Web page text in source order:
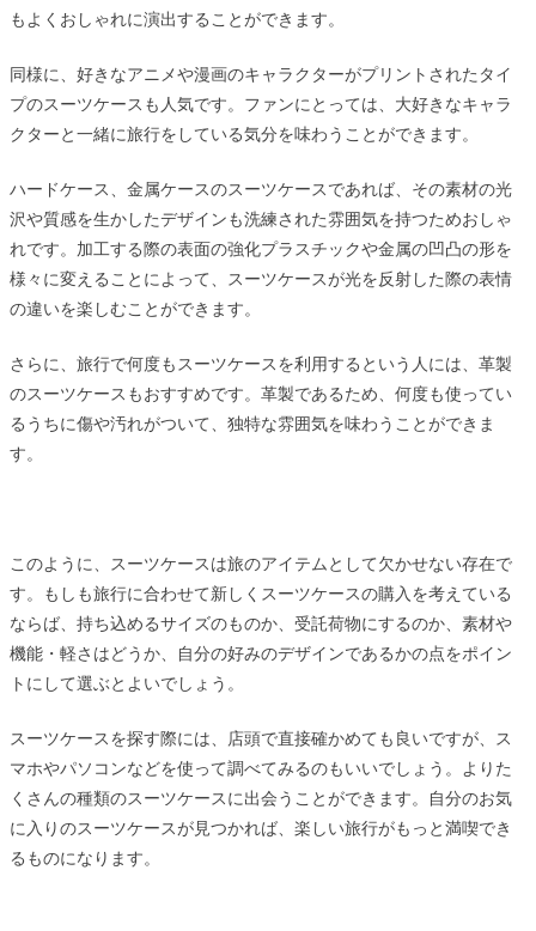
もよくおしゃれに演出することができます。
同様に、好きなアニメや漫画のキャラクターがプリントされたタイ
プのスーツケースも人気です。ファンにとっては、大好きなキャラ
クターと一緒に旅行をしている気分を味わうことができます。
ハードケース、金属ケースのスーツケースであれば、その素材の光
沢や質感を生かしたデザインも洗練された雰囲気を持つためおしゃ
れです。加工する際の表面の強化プラスチックや金属の凹凸の形を
様々に変えることによって、スーツケースが光を反射した際の表情
の違いを楽しむことができます。
さらに、旅行で何度もスーツケースを利用するという人には、革製
のスーツケースもおすすめです。革製であるため、何度も使ってい
るうちに傷や汚れがついて、独特な雰囲気を味わうことができま
す。
このように、スーツケースは旅のアイテムとして欠かせない存在で
す。もしも旅行に合わせて新しくスーツケースの購入を考えている
ならば、持ち込めるサイズのものか、受託荷物にするのか、素材や
機能・軽さはどうか、自分の好みのデザインであるかの点をポイン
トにして選ぶとよいでしょう。
スーツケースを探す際には、店頭で直接確かめても良いですが、ス
マホやパソコンなどを使って調べてみるのもいいでしょう。よりた
くさんの種類のスーツケースに出会うことができます。自分のお気
に入りのスーツケースが見つかれば、楽しい旅行がもっと満喫でき
るものになります。